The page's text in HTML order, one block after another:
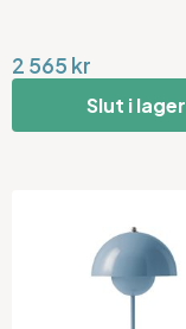
2 565 kr
Slut i lager